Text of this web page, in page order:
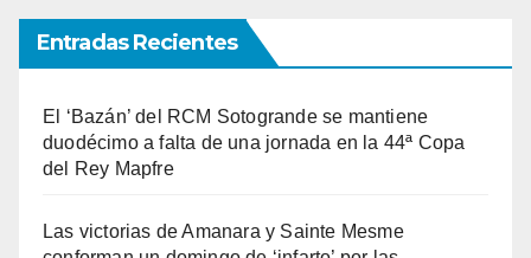
Entradas Recientes
El ‘Bazán’ del RCM Sotogrande se mantiene
duodécimo a falta de una jornada en la 44ª Copa
del Rey Mapfre
Las victorias de Amanara y Sainte Mesme